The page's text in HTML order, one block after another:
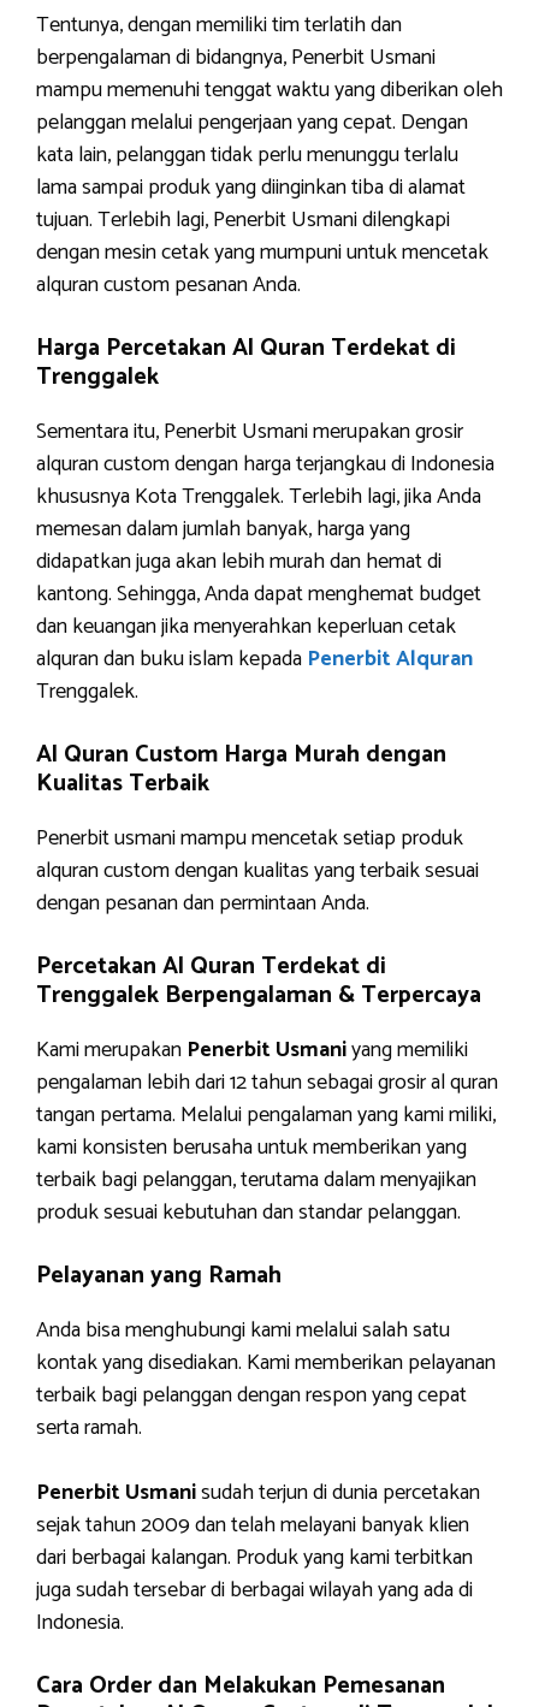
Tentunya, dengan memiliki tim terlatih dan
berpengalaman di bidangnya, Penerbit Usmani
mampu memenuhi tenggat waktu yang diberikan oleh
pelanggan melalui pengerjaan yang cepat. Dengan
kata lain, pelanggan tidak perlu menunggu terlalu
lama sampai produk yang diinginkan tiba di alamat
tujuan. Terlebih lagi, Penerbit Usmani dilengkapi
dengan mesin cetak yang mumpuni untuk mencetak
alquran custom pesanan Anda.
Harga Percetakan Al Quran Terdekat di
Trenggalek
Sementara itu, Penerbit Usmani merupakan grosir
alquran custom dengan harga terjangkau di Indonesia
khususnya Kota Trenggalek. Terlebih lagi, jika Anda
memesan dalam jumlah banyak, harga yang
didapatkan juga akan lebih murah dan hemat di
kantong. Sehingga, Anda dapat menghemat budget
dan keuangan jika menyerahkan keperluan cetak
alquran dan buku islam kepada Penerbit Alquran
Trenggalek.
Al Quran Custom Harga Murah dengan
Kualitas Terbaik
Penerbit usmani mampu mencetak setiap produk
alquran custom dengan kualitas yang terbaik sesuai
dengan pesanan dan permintaan Anda.
Percetakan Al Quran Terdekat di
Trenggalek Berpengalaman & Terpercaya
Kami merupakan Penerbit Usmaniyang memiliki
pengalaman lebih dari 12 tahun sebagai grosir al quran
tangan pertama. Melalui pengalaman yang kami miliki,
kami konsisten berusaha untuk memberikan yang
terbaik bagi pelanggan, terutama dalam menyajikan
produk sesuai kebutuhan dan standar pelanggan.
Pelayanan yang Ramah
Anda bisa menghubungi kami melalui salah satu
kontak yang disediakan. Kami memberikan pelayanan
terbaik bagi pelanggan dengan respon yang cepat
serta ramah.
Penerbit Usmanisudah terjun di dunia percetakan
sejak tahun 2009 dan telah melayani banyak klien
dari berbagai kalangan. Produk yang kami terbitkan
juga sudah tersebar di berbagai wilayah yang ada di
Indonesia.
Cara Order dan Melakukan Pemesanan